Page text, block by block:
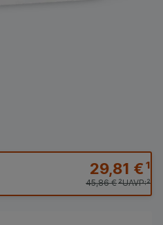
29,81 €¹
UAVP:²
45,86 €²